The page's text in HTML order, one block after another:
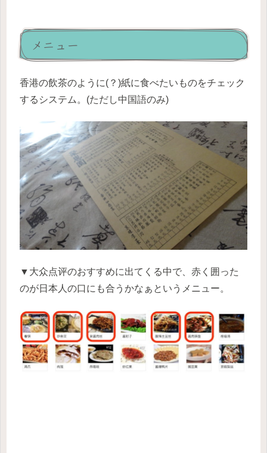
メニュー
香港の飲茶のように(？)紙に食べたいものをチェック
するシステム。(ただし中国語のみ)
▼大众点评のおすすめに出てくる中で、赤く囲った
のが日本人の口にも合うかなぁというメニュー。